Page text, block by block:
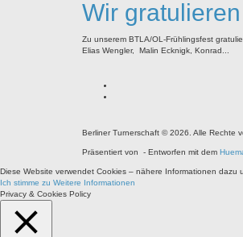
Wir
Zu unserem BTLA/OL-Frühlingsfest
Elias Wengler, Malin Ecknigk, Konrad...
Berliner Turnerschaft © 2026. Alle Rechte
Präsentiert von - Entworfen mit dem
Diese Website verwendet Cookies – nähere Informationen dazu
Ich stimme zu Weitere Informationen
Privacy & Cookies Policy